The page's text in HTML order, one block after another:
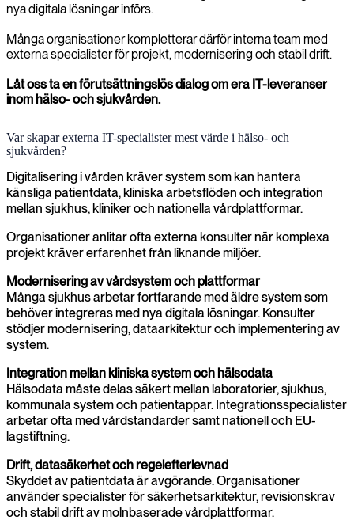
nya digitala lösningar införs.
Många organisationer kompletterar därför interna team med
externa specialister för projekt, modernisering och stabil drift.
Låt oss ta en förutsättningslös dialog om era IT-leveranser
inom hälso- och sjukvården.
Var skapar externa IT-specialister mest värde i hälso- och
sjukvården?
Digitalisering i vården kräver system som kan hantera
känsliga patientdata, kliniska arbetsflöden och integration
mellan sjukhus, kliniker och nationella vårdplattformar.
Organisationer anlitar ofta externa konsulter när komplexa
projekt kräver erfarenhet från liknande miljöer.
Modernisering av vårdsystem och plattformar
Många sjukhus arbetar fortfarande med äldre system som
behöver integreras med nya digitala lösningar. Konsulter
stödjer modernisering, dataarkitektur och implementering av
system.
Integration mellan kliniska system och hälsodata
Hälsodata måste delas säkert mellan laboratorier, sjukhus,
kommunala system och patientappar. Integrationsspecialister
arbetar ofta med vårdstandarder samt nationell och EU-
lagstiftning.
Drift, datasäkerhet och regelefterlevnad
Skyddet av patientdata är avgörande. Organisationer
använder specialister för säkerhetsarkitektur, revisionskrav
och stabil drift av molnbaserade vårdplattformar.